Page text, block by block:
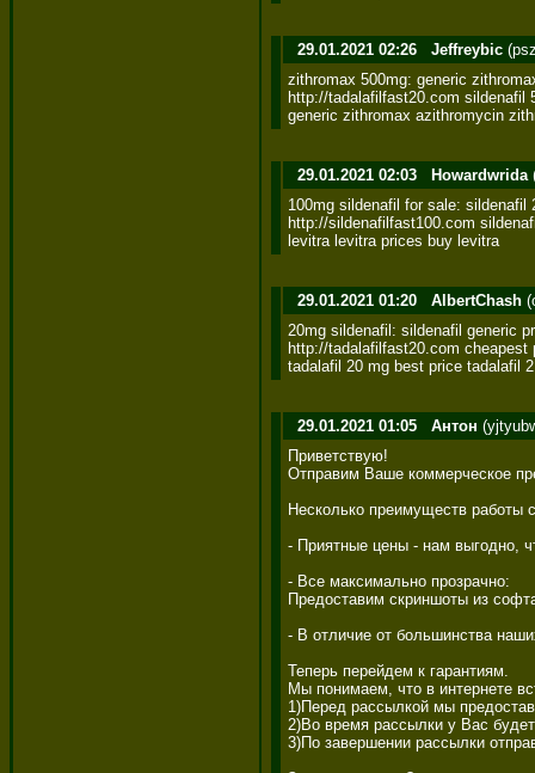
29.01.2021 02:26 Jeffreybic
zithromax 500mg: generic
http://tadalafilfast20.com sildenafil
generic zithromax azithromycin
29.01.2021 02:03 Howardwrida
100mg sildenafil for sale:
http://sildenafilfast100.com
levitra levitra prices buy levitra
29.01.2021 01:20 AlbertChash
20mg sildenafil: sildenafil generic
http://tadalafilfast20.com
tadalafil 20 mg best price tadalafil
29.01.2021 01:05 Антон
Приветствую!
Отправим Ваше коммерческое
Несколько преимуществ работы
- Приятные цены - нам выгодно,
- Все максимально прозрачно:
Предоставим скриншоты из
- В отличие от большинства
Теперь перейдем к гарантиям.
Мы понимаем, что в интернете
1)Перед рассылкой мы
2)Во время рассылки у Вас
3)По завершении рассылки